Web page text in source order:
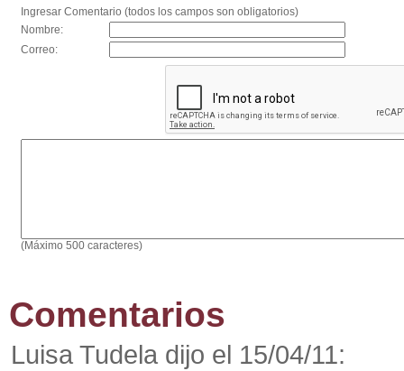
Ingresar Comentario (todos los campos son obligatorios)
Nombre:
Correo:
(Máximo 500 caracteres)
Comentarios
Luisa Tudela dijo el 15/04/11: